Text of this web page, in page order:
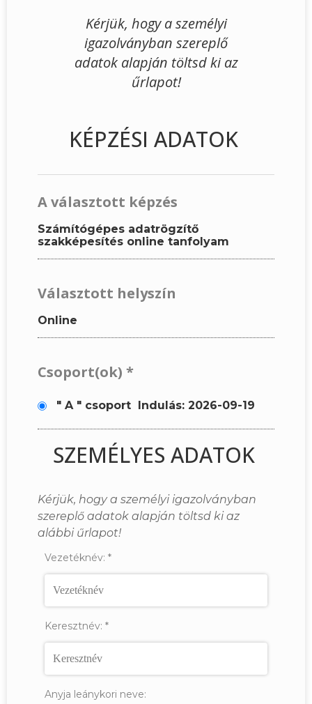
Kérjük, hogy a személyi
igazolványban szereplő
adatok alapján töltsd ki az
űrlapot!
KÉPZÉSI ADATOK
A választott képzés
Számítógépes adatrögzítő
szakképesítés online tanfolyam
Választott helyszín
Online
Csoport(ok) *
" A " csoport Indulás: 2026-09-19
SZEMÉLYES ADATOK
Kérjük, hogy a személyi igazolványban
szereplő adatok alapján töltsd ki az
alábbi űrlapot!
Vezetéknév: *
Keresztnév: *
Anyja leánykori neve: